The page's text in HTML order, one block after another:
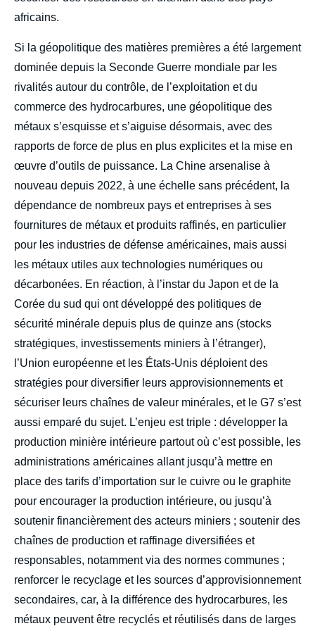
africains.
Si la géopolitique des matières premières a été largement
dominée depuis la Seconde Guerre mondiale par les
rivalités autour du contrôle, de l’exploitation et du
commerce des hydrocarbures, une géopolitique des
métaux s’esquisse et s’aiguise désormais, avec des
rapports de force de plus en plus explicites et la mise en
œuvre d’outils de puissance. La Chine arsenalise à
nouveau depuis 2022, à une échelle sans précédent, la
dépendance de nombreux pays et entreprises à ses
fournitures de métaux et produits raffinés, en particulier
pour les industries de défense américaines, mais aussi
les métaux utiles aux technologies numériques ou
décarbonées. En réaction, à l’instar du Japon et de la
Corée du sud qui ont développé des politiques de
sécurité minérale depuis plus de quinze ans (stocks
stratégiques, investissements miniers à l’étranger),
l’Union européenne et les États-Unis déploient des
stratégies pour diversifier leurs approvisionnements et
sécuriser leurs chaînes de valeur minérales, et le G7 s’est
aussi emparé du sujet. L’enjeu est triple : développer la
production minière intérieure partout où c’est possible, les
administrations américaines allant jusqu’à mettre en
place des tarifs d’importation sur le cuivre ou le graphite
pour encourager la production intérieure, ou jusqu’à
soutenir financièrement des acteurs miniers ; soutenir des
chaînes de production et raffinage diversifiées et
responsables, notamment via des normes communes ;
renforcer le recyclage et les sources d’approvisionnement
secondaires, car, à la différence des hydrocarbures, les
métaux peuvent être recyclés et réutilisés dans de larges